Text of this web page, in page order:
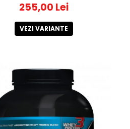
255,00 Lei
VEZI VARIANTE